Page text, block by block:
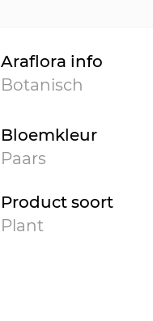
Araflora info
Botanisch
Bloemkleur
Paars
Product soort
Plant